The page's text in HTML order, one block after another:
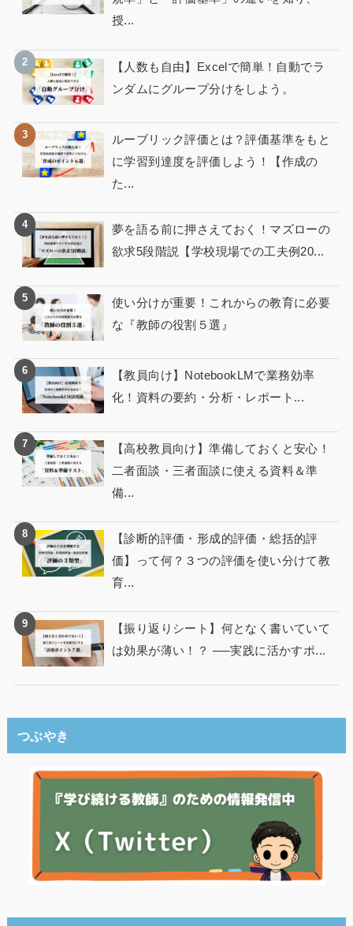
授...
【人数も自由】Excelで簡単！自動でラ
ンダムにグループ分けをしよう。
ルーブリック評価とは？評価基準をもと
に学習到達度を評価しよう！【作成の
た...
夢を語る前に押さえておく！マズローの
欲求5段階説【学校現場での工夫例20...
使い分けが重要！これからの教育に必要
な『教師の役割５選』
【教員向け】NotebookLMで業務効率
化！資料の要約・分析・レポート...
【高校教員向け】準備しておくと安心！
二者面談・三者面談に使える資料＆準
備...
【診断的評価・形成的評価・総括的評
価】って何？３つの評価を使い分けて教
育...
【振り返りシート】何となく書いていて
は効果が薄い！？ ──実践に活かすポ...
つぶやき